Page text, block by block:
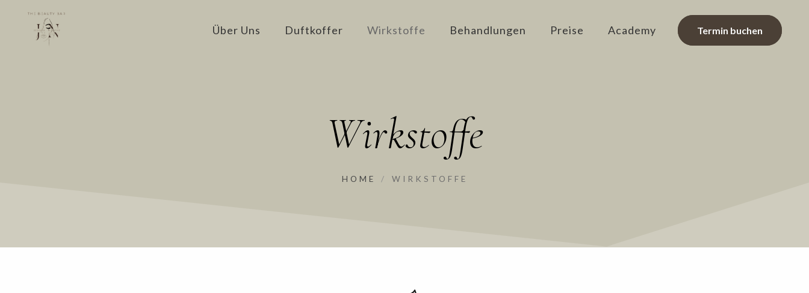
Über Uns Duftkoffer Wirkstoffe Behandlungen Preise Academy Termin buchen
Wirkstoffe
HOME / WIRKSTOFFE